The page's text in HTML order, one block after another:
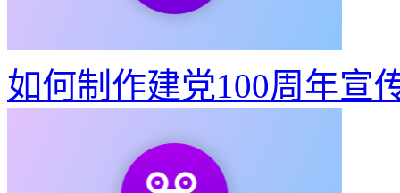
如何制作建党100周年宣